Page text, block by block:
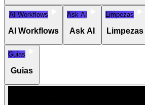
AI Workflows
AI Workflows
Ask AI
Ask AI
Limpezas
Limpezas
Guias
Guias